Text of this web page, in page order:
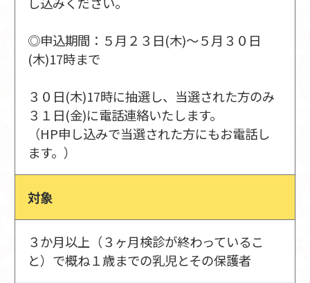
◎申込期間：５月２３日(木)～５月３０日
(木)17時まで
３０日(木)17時に抽選し、当選された方のみ
３１日(金)に電話連絡いたします。
（HP申し込みで当選された方にもお電話し
ます。）
対象
３か月以上（３ヶ月検診が終わっているこ
と）で概ね１歳までの乳児とその保護者